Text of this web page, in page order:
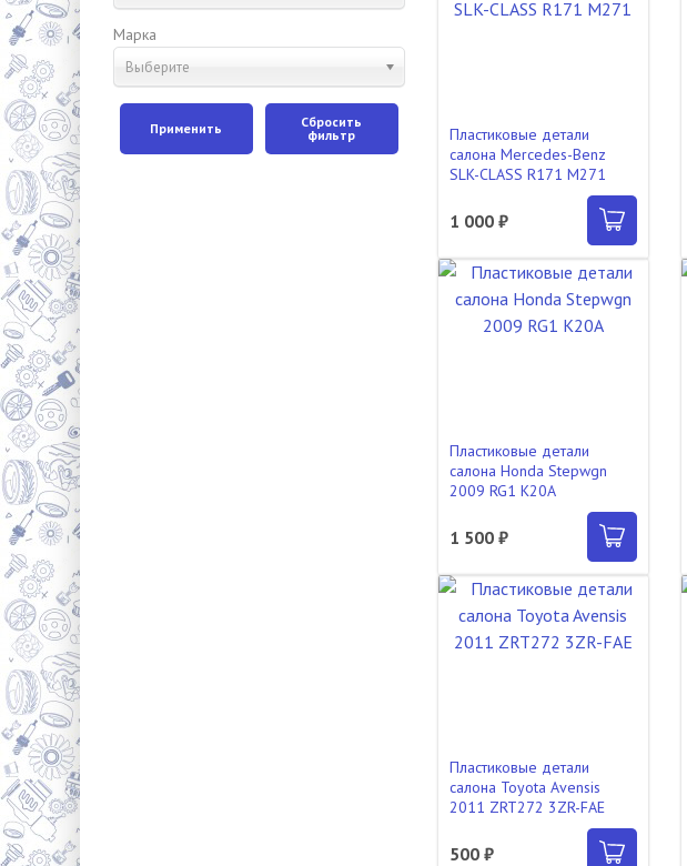
Марка
Выберите
Применить
Сбросить
фильтр
Пластиковые детали
салона Mercedes-Benz
SLK-CLASS R171 M271
1 000 ₽
Пластиковые детали
салона Honda Stepwgn
2009 RG1 K20A
1 500 ₽
Пластиковые детали
салона Toyota Avensis
2011 ZRT272 3ZR-FAE
500 ₽